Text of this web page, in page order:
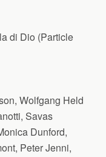
di Dio (Particle
Wolfgang Held
Savas
Dunford,
Peter Jenni,